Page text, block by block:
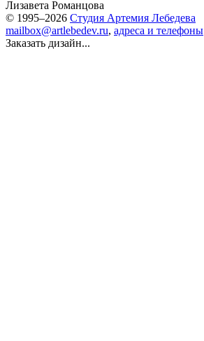
Лизавета Романцова
© 1995–2026 Студия Артемия Лебедева
mailbox@artlebedev.ru, адреса и телефоны
Заказать дизайн...